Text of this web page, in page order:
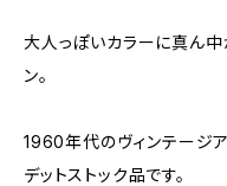
大人っぽいカラーに真ん
ン。
1960年代のヴィンテージ
デットストック品です。